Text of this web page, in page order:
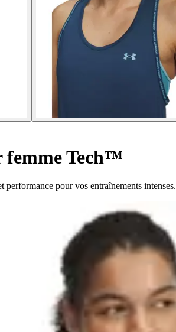
femme Tech™
pour vos entraînements intenses.